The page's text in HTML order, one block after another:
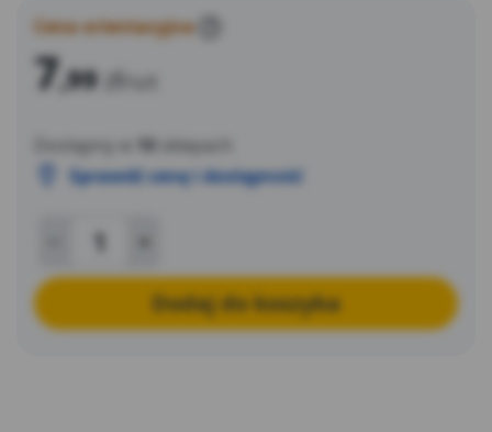
Cena orientacyjna
7,99 zł
Dostępny w 10
sklepach
Sprawdź cenę i dostępność
Dodaj do koszyka